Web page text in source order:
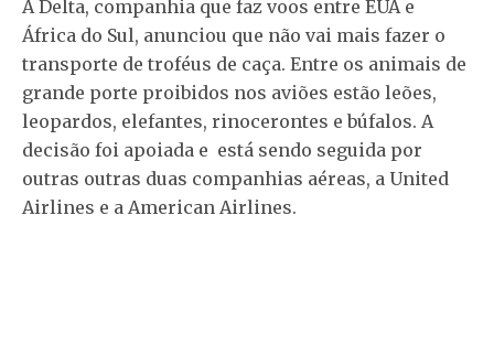
A Delta, companhia que faz voos entre EUA e
África do Sul, anunciou que não vai mais fazer o
transporte de troféus de caça. Entre os animais de
grande porte proibidos nos aviões estão leões,
leopardos, elefantes, rinocerontes e búfalos. A
decisão foi apoiada e está sendo seguida por
outras outras duas companhias aéreas, a United
Airlines e a American Airlines.